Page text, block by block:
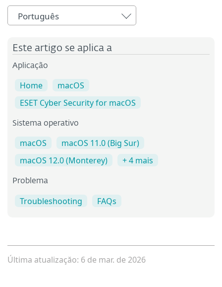
Português
Este artigo se aplica a
Aplicação
Home
macOS
ESET Cyber Security for macOS
Sistema operativo
macOS
macOS 11.0 (Big Sur)
macOS 12.0 (Monterey)
+ 4 mais
Problema
Troubleshooting FAQs
Última atualizaçăo: 6 de mar. de 2026